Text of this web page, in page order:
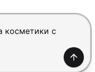
Shift+Enter —